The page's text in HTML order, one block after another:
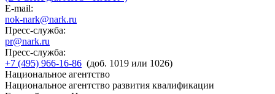
E-mail:
nok-nark@nark.ru
Пресс-служба:
pr@nark.ru
Пресс-служба:
+7 (495) 966-16-86 (доб. 1019 или 1026)
Национальное агентство
Национальное агентство развития квалификации